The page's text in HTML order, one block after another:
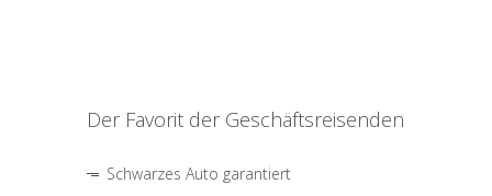
Der Favorit der Geschäftsreisenden
Schwarzes Auto garantiert